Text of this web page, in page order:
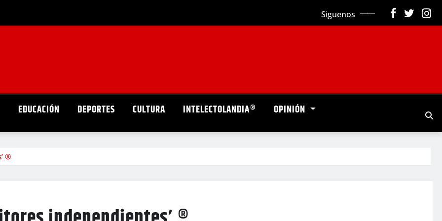
Siguenos
EDUCACIÓN DEPORTES CULTURA INTELECTOLANDIA® OPINIÓN
®